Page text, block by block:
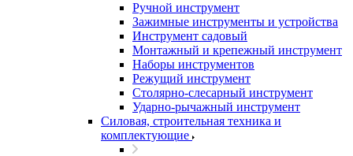
Ручной инструмент
Зажимные инструменты и устройства
Инструмент садовый
Монтажный и крепежный инструмент
Наборы инструментов
Режущий инструмент
Столярно-слесарный инструмент
Ударно-рычажный инструмент
Силовая, строительная техника и
комплектующие